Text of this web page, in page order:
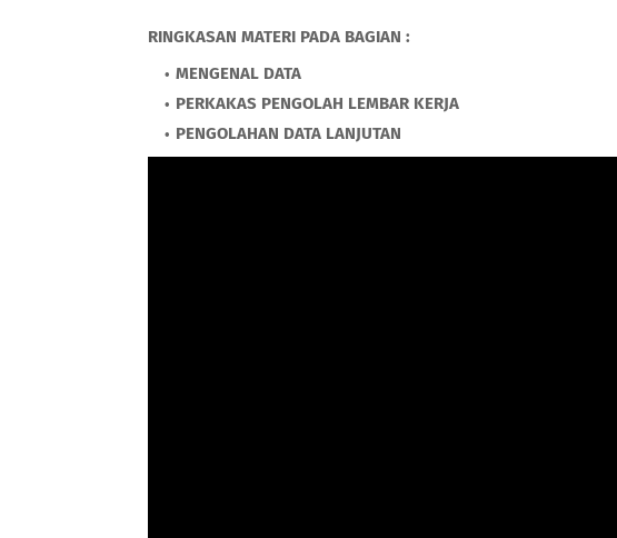
RINGKASAN MATERI PADA BAGIAN :
MENGENAL DATA
PERKAKAS PENGOLAH LEMBAR KERJA
PENGOLAHAN DATA LANJUTAN